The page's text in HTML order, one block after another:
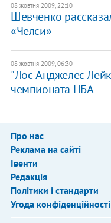
08 жовтня 2009, 22:10
Шевченко
«Челси»
08 жовтня 2009, 06:30
"Лос-Анджелес
чемпионата НБА
Про нас
Реклама на сайті
Івенти
Редакція
Політики і стандарти
Угода конфіденційності